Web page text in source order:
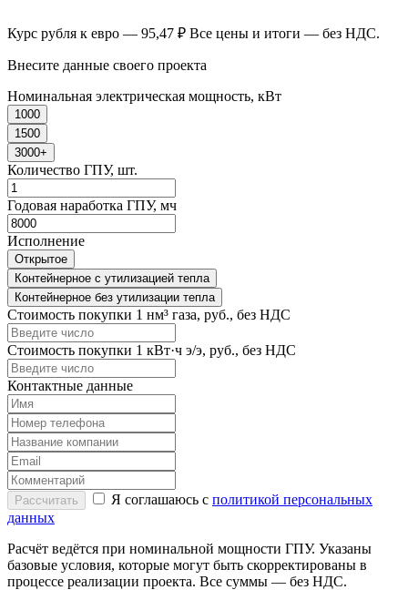
Курс рубля к евро — 95,47 ₽ Все цены и итоги — без НДС.
Внесите данные своего проекта
Номинальная электрическая мощность, кВт
1000
1500
3000+
Количество ГПУ, шт.
Годовая наработка ГПУ, мч
Исполнение
Открытое
Контейнерное с утилизацией тепла
Контейнерное без утилизации тепла
Стоимость покупки 1 нм³ газа, руб., без НДС
Стоимость покупки 1 кВт·ч э/э, руб., без НДС
Контактные данные
Рассчитать Я соглашаюсь с политикой персональных
данных
Расчёт ведётся при номинальной мощности ГПУ. Указаны
базовые условия, которые могут быть скорректированы в
процессе реализации проекта. Все суммы — без НДС.